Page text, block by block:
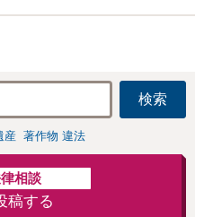
】【千葉中央駅5分】
検索
産 著作物 違法
相談
稿する